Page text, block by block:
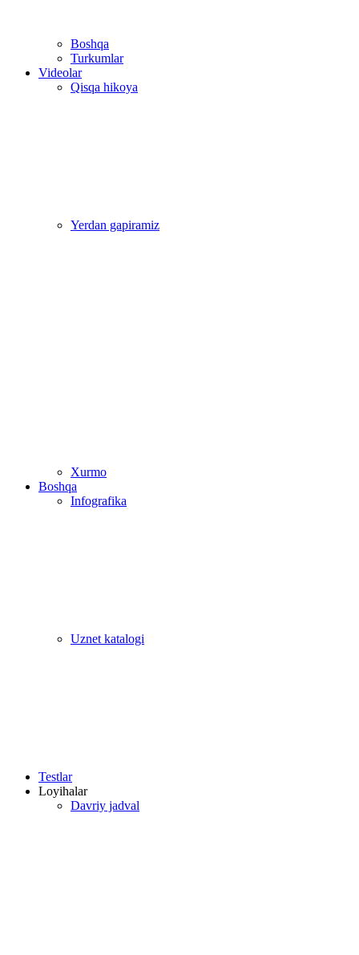
Boshqa
Turkumlar
Videolar
Qisqa hikoya
Yerdan gapiramiz
Xurmo
Boshqa
Infografika
Uznet katalogi
Testlar
Loyihalar
Davriy jadval